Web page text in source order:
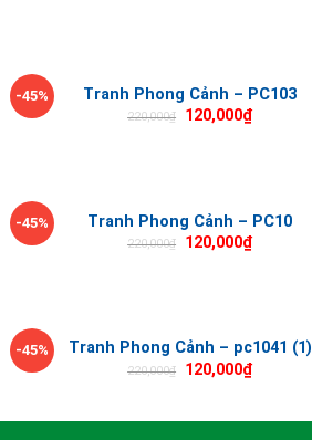
-45% Tranh Phong Cảnh – PC103
220,000₫ 120,000₫
-45% Tranh Phong Cảnh – PC10
220,000₫ 120,000₫
-45% Tranh Phong Cảnh – pc1041 (1)
220,000₫ 120,000₫